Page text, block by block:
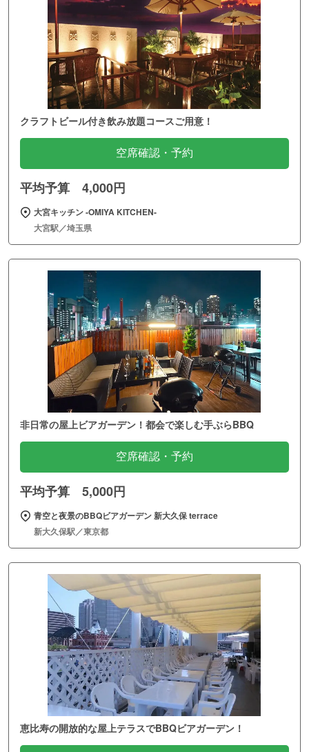
クラフトビール付き飲み放題コースご用意！
空席確認・予約
平均予算 4,000円
大宮キッチン ‐OMIYA KITCHEN‐
大宮駅／埼玉県
非日常の屋上ビアガーデン！都会で楽しむ手ぶらBBQ
空席確認・予約
平均予算 5,000円
青空と夜景のBBQビアガーデン 新大久保 terrace
新大久保駅／東京都
恵比寿の開放的な屋上テラスでBBQビアガーデン！